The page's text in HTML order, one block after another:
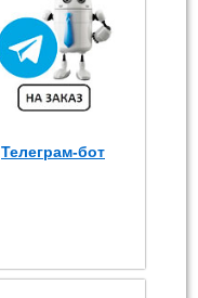
Телеграм-бот